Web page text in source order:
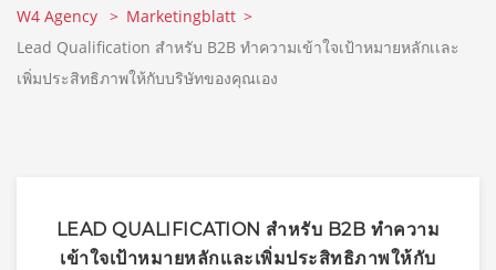
W4 Agency
Marketingblatt
Lead Qualification สำหรับ B2B ทำความเข้าใจเป้าหมายหลักเเละ
เพิ่มประสิทธิภาพให้กับบริษัทของคุณเอง
LEAD QUALIFICATION สำหรับ B2B ทำความ
เข้าใจเป้าหมายหลักเเละเพิ่มประสิทธิภาพให้กับ